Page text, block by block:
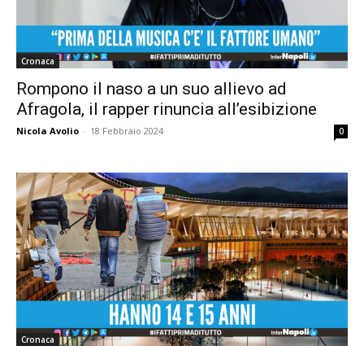
Cronaca
Rompono il naso a un suo allievo ad
Afragola, il rapper rinuncia all’esibizione
Nicola Avolio - 18 Febbraio 2024 0
Cronaca